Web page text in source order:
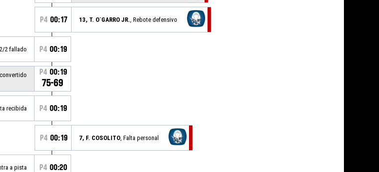
P4 00:17 13, T. O`GARRO JR. , Rebote defensivo
2 fallado P4 00:19
P4 00:19
75-69
recibida P4 00:19
P4 00:19 7, F. COSOLITO , Falta personal
a pista P4 00:20